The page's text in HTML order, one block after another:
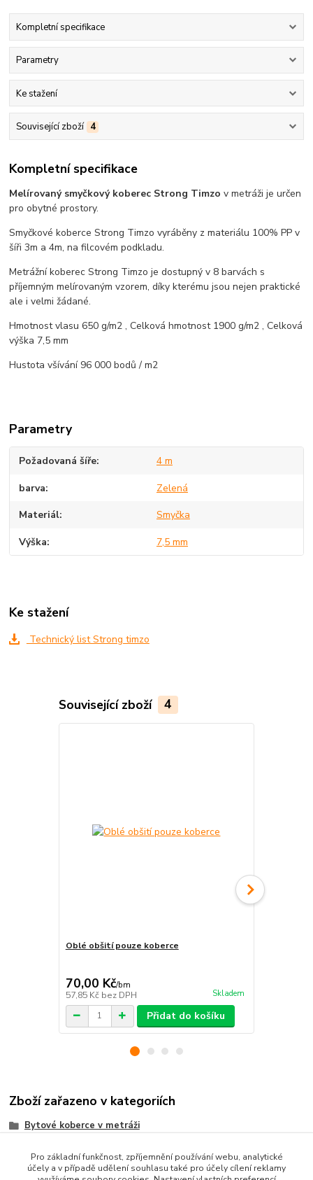
Kompletní specifikace
Parametry
Ke stažení
Související zboží 4
Kompletní specifikace
Melírovaný smyčkový koberec Strong Timzo v metráži je určen
pro obytné prostory.
Smyčkové koberce Strong Timzo vyráběny z materiálu 100% PP v
šíři 3m a 4m, na filcovém podkladu.
Metrážní koberec Strong Timzo je dostupný v 8 barvách s
příjemným melírovaným vzorem, díky kterému jsou nejen praktické
ale i velmi žádané.
Hmotnost vlasu 650 g/m2 , Celková hmotnost 1900 g/m2 , Celková
výška 7,5 mm
Hustota všívání 96 000 bodů / m2
Parametry
Požadovaná šíře 4 m
barva Zelená
Materiál Smyčka
Výška 7,5 mm
Ke stažení
Technický list Strong timzo
Související zboží 4
Oblé obšití pouze koberce
70,00 Kč/bm
57,85 Kč bez DPH Skladem
Přidat do košíku
Zboží zařazeno v kategoriích
Bytové koberce v metráži
SMYČKOVÉ koberce metráž
Pro základní funkčnost, zpříjemnění používání webu, analytické
účely a v případě udělení souhlasu také pro účely cílení reklamy